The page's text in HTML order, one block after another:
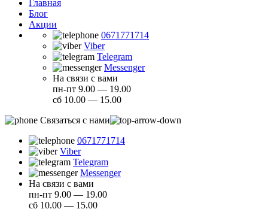
Главная
Блог
Акции
0671771714
Viber
Telegram
Messenger
На связи с вами
пн-пт 9.00 — 19.00
сб 10.00 — 15.00
Связаться с нами
0671771714
Viber
Telegram
Messenger
На связи с вами
пн-пт 9.00 — 19.00
сб 10.00 — 15.00